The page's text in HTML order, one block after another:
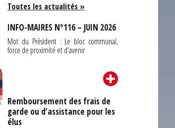
Toutes les actualités »
INFO-MAIRES N°116 – JUIN 2026
Mot du Président : Le bloc communal,
force de proximité et d'avenir
Remboursement des frais de
garde ou d’assistance pour les
élus